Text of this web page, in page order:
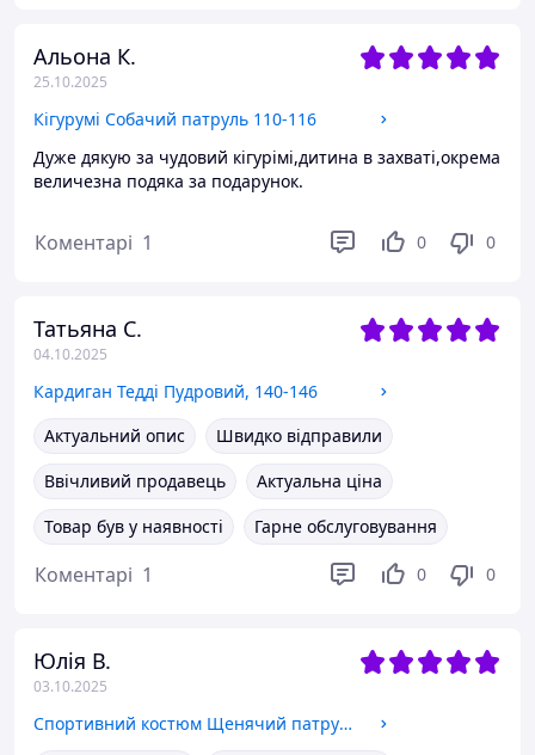
Альона К.
25.10.2025
Кігурумі Собачий патруль 110-116
Дуже дякую за чудовий кігурімі,дитина в захваті,окрема
величезна подяка за подарунок.
Коментарі 1 0 0
Татьяна С.
04.10.2025
Кардиган Тедді Пудровий, 140-146
Актуальний опис
Швидко відправили
Ввічливий продавець
Актуальна ціна
Товар був у наявності
Гарне обслуговування
Коментарі 1 0 0
Юлія В.
03.10.2025
Спортивний костюм Щенячий патруль дівочий